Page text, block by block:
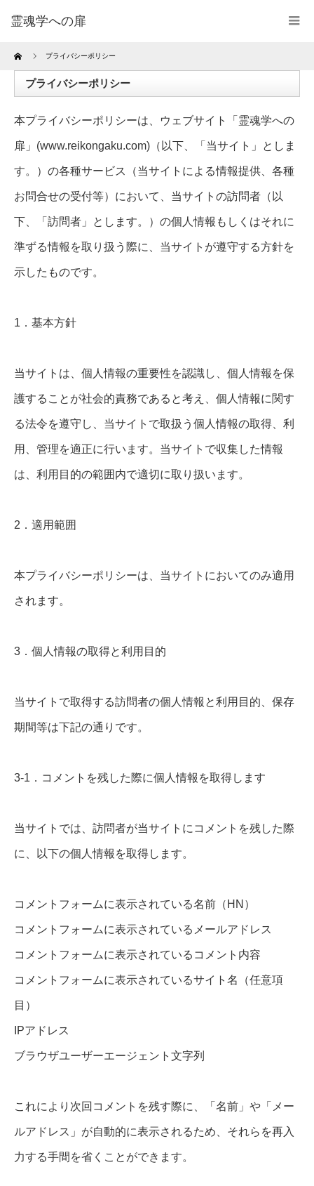
霊魂学への扉
Home プライバシーポリシー
プライバシーポリシー
本プライバシーポリシーは、ウェブサイト「霊魂学への
扉」(www.reikongaku.com)（以下、「当サイト」としま
す。）の各種サービス（当サイトによる情報提供、各種
お問合せの受付等）において、当サイトの訪問者（以
下、「訪問者」とします。）の個人情報もしくはそれに
準ずる情報を取り扱う際に、当サイトが遵守する方針を
示したものです。
1．基本方針
当サイトは、個人情報の重要性を認識し、個人情報を保
護することが社会的責務であると考え、個人情報に関す
る法令を遵守し、当サイトで取扱う個人情報の取得、利
用、管理を適正に行います。当サイトで収集した情報
は、利用目的の範囲内で適切に取り扱います。
2．適用範囲
本プライバシーポリシーは、当サイトにおいてのみ適用
されます。
3．個人情報の取得と利用目的
当サイトで取得する訪問者の個人情報と利用目的、保存
期間等は下記の通りです。
3-1．コメントを残した際に個人情報を取得します
当サイトでは、訪問者が当サイトにコメントを残した際
に、以下の個人情報を取得します。
コメントフォームに表示されている名前（HN）
コメントフォームに表示されているメールアドレス
コメントフォームに表示されているコメント内容
コメントフォームに表示されているサイト名（任意項
目）
IPアドレス
ブラウザユーザーエージェント文字列
これにより次回コメントを残す際に、「名前」や「メー
ルアドレス」が自動的に表示されるため、それらを再入
力する手間を省くことができます。